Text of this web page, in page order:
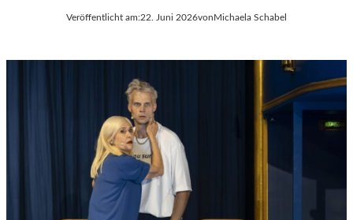
Veröffentlicht am:22. Juni 2026vonMichaela Schabel